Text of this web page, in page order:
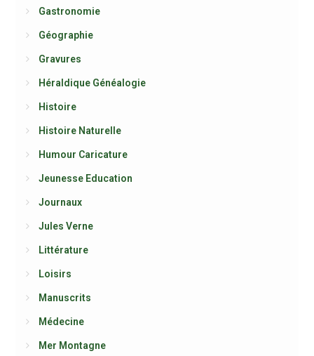
Gastronomie
Géographie
Gravures
Héraldique Généalogie
Histoire
Histoire Naturelle
Humour Caricature
Jeunesse Education
Journaux
Jules Verne
Littérature
Loisirs
Manuscrits
Médecine
Mer Montagne